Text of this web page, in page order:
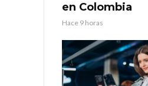
en Colombia
Hace 9 horas